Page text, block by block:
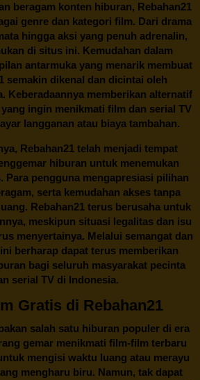
beragam konten hiburan, Rebahan21
genre dan kategori film. Dari drama
hingga aksi yang penuh adrenalin,
di situs ini. Kemudahan dalam
antarmuka yang menarik membuat
semakin dikenal dan dicintai oleh
Keberadaannya memberikan alternatif
ingin menikmati film dan serial TV
langganan atau biaya tambahan.
Rebahan21 telah menjadi tempat
hiburan untuk menemukan
Para pengguna mengapresiasi pilihan
serta kemudahan akses tanpa
Rebahan21terus berusaha untuk
meskipun situasi legalitas dan isu
menyertainya. Melalui semangat dan
berharap dapat terus memberikan
bagi seluruh masyarakat pecinta
serial TV di Indonesia.
Gratis di Rebahan21
salah satu hiburan populer di era
gemar menikmati film-film terbaru
mengisi waktu luang atau merayu
mengharu biru. Namun, tak dapat